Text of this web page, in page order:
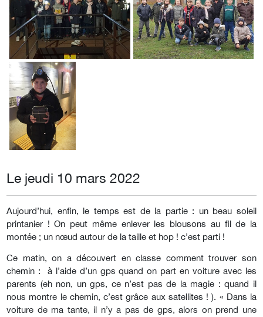
Le jeudi 10 mars 2022
Aujourd’hui, enfin, le temps est de la partie : un beau soleil
printanier ! On peut même enlever les blousons au fil de la
montée ; un nœud autour de la taille et hop ! c’est parti !
Ce matin, on a découvert en classe comment trouver son
chemin : à l’aide d’un gps quand on part en voiture avec les
parents (eh non, un gps, ce n’est pas de la magie : quand il
nous montre le chemin, c’est grâce aux satellites ! ). « Dans la
voiture de ma tante, il n’y a pas de gps, alors on prend une